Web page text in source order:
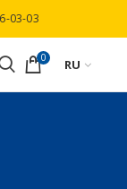
03-03
0 RU
3000 грн